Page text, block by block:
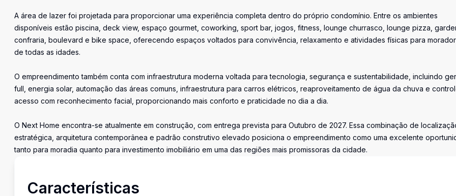
A área de lazer foi projetada para proporcionar uma experiência completa dentro do próprio condomínio. Entre os ambientes
disponíveis estão piscina, deck view, espaço gourmet, coworking, sport bar, jogos, fitness, lounge churrasco, lounge pizza,
confraria, boulevard e bike space, oferecendo espaços voltados para convivência, relaxamento e atividades físicas para
de todas as idades.
O empreendimento também conta com infraestrutura moderna voltada para tecnologia, segurança e sustentabilidade, incluindo
full, energia solar, automação das áreas comuns, infraestrutura para carros elétricos, reaproveitamento de água da chuva e
acesso com reconhecimento facial, proporcionando mais conforto e praticidade no dia a dia.
O Next Home encontra-se atualmente em construção, com entrega prevista para Outubro de 2027. Essa combinação de
estratégica, arquitetura contemporânea e padrão construtivo elevado posiciona o empreendimento como uma excelente
tanto para moradia quanto para investimento imobiliário em uma das regiões mais promissoras da cidade.
Características